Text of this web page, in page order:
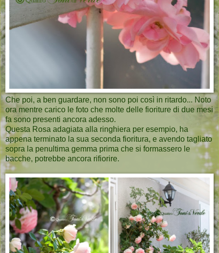
Che poi, a ben guardare, non sono poi così in ritardo... Noto
ora mentre carico le foto che molte delle fioriture di due mesi
fa sono presenti ancora adesso.
Questa Rosa adagiata alla ringhiera per esempio, ha
appena terminato la sua seconda fioritura, e avendo tagliato
sopra la penultima gemma prima che si formassero le
bacche, potrebbe ancora rifiorire.